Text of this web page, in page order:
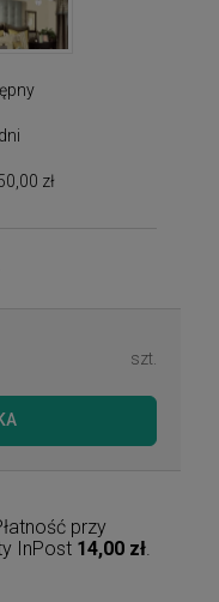
zł
szt.
przy
InPost 14,00 zł